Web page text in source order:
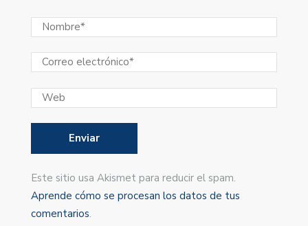
Este sitio usa Akismet para reducir el spam.
Aprende cómo se procesan los datos de tus
comentarios.